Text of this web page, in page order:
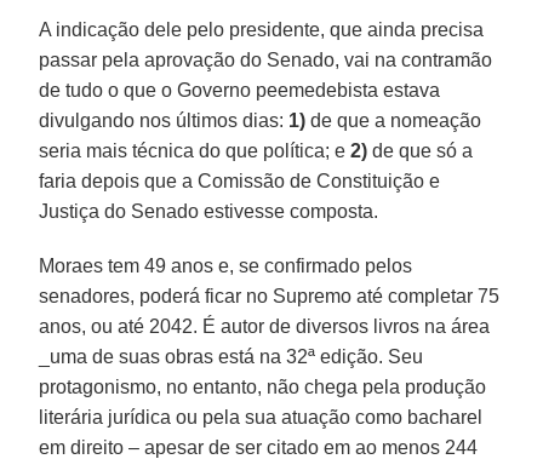
A indicação dele pelo presidente, que ainda precisa
passar pela aprovação do Senado, vai na contramão
de tudo o que o Governo peemedebista estava
divulgando nos últimos dias: 1) de que a nomeação
seria mais técnica do que política; e2) de que só a
faria depois que a Comissão de Constituição e
Justiça do Senado estivesse composta.
Moraes tem 49 anos e, se confirmado pelos
senadores, poderá ficar no Supremo até completar 75
anos, ou até 2042. É autor de diversos livros na área
_uma de suas obras está na 32ª edição. Seu
protagonismo, no entanto, não chega pela produção
literária jurídica ou pela sua atuação como bacharel
em direito – apesar de ser citado em ao menos 244